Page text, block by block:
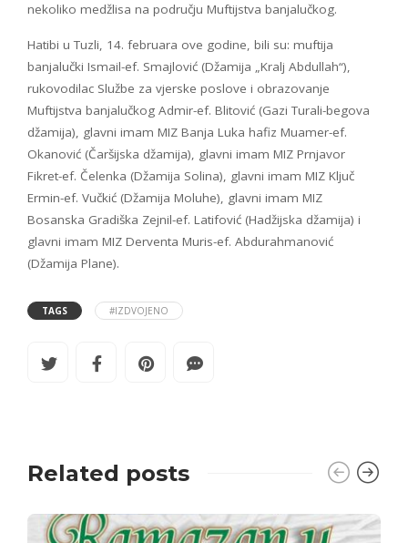
nekoliko medžlisa na području Muftijstva banjalučkog.
Hatibi u Tuzli, 14. februara ove godine, bili su: muftija
banjalučki Ismail-ef. Smajlović (Džamija „Kralj Abdullah“),
rukovodilac Službe za vjerske poslove i obrazovanje
Muftijstva banjalučkog Admir-ef. Blitović (Gazi Turali-begova
džamija), glavni imam MIZ Banja Luka hafiz Muamer-ef.
Okanović (Čaršijska džamija), glavni imam MIZ Prnjavor
Fikret-ef. Čelenka (Džamija Solina), glavni imam MIZ Ključ
Ermin-ef. Vučkić (Džamija Moluhe), glavni imam MIZ
Bosanska Gradiška Zejnil-ef. Latifović (Hadžijska džamija) i
glavni imam MIZ Derventa Muris-ef. Abdurahmanović
(Džamija Plane).
TAGS #IZDVOJENO
Related posts